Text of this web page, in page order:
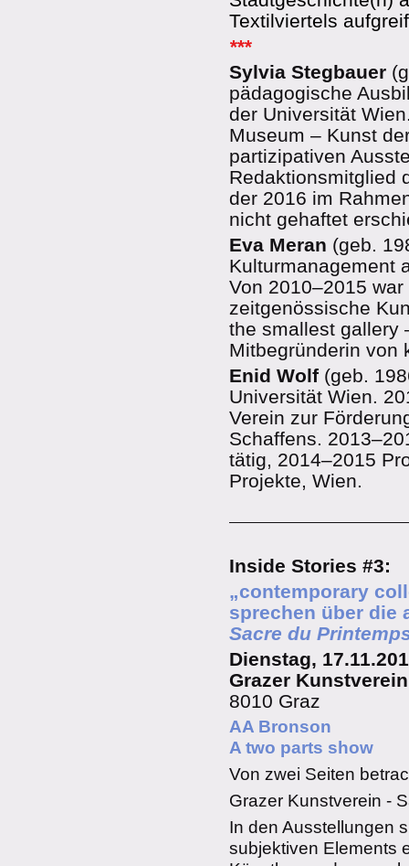
Textilviertels
***
Sylvia Stegbauer
pädagogische
der Universität
Museum – Kunst
partizipativen
Redaktionsmitglied
der 2016 im
nicht gehaftet
Eva Meran (geb.
Kulturmanagement
Von 2010–2015
zeitgenössische
the smallest gallery
Mitbegründerin von
Enid Wolf(geb.
Universität Wien.
Verein zur
Schaffens.
tätig, 2014–2015
Projekte, Wien.
Inside Stories #3:
„contemporary
sprechen über die
Sacre du
Dienstag,
Grazer Kunstverein
8010 Graz
AA Bronson
A two parts show
Von zwei Seiten
Grazer Kunstverein -
In den Ausstellungen
subjektiven Elements